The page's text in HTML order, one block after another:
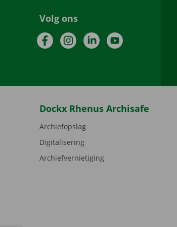
Volg ons
FacebookInstagramLinkedInYouTube
Dockx Rhenus Archisafe
Archiefopslag
Digitalisering
Archiefvernietiging